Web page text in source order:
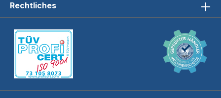
Rechtliches